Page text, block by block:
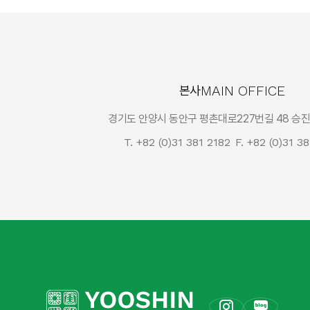
본사MAIN OFFICE
경기도 안양시 동안구 평촌대로227번길 48 승
T. +82 (0)31 381 2182 F. +82 (0)31